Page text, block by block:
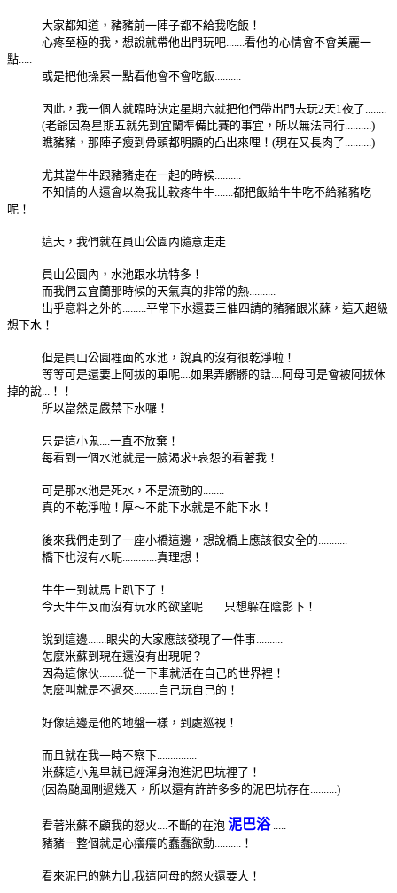
大家都知道，豬豬前一陣子都不給我吃飯！
心疼至極的我，想說就帶他出門玩吧.......看他的心情會不會美麗一
點.....
或是把他操累一點看他會不會吃飯..........
因此，我一個人就臨時決定星期六就把他們帶出門去玩2天1夜了........
(老爺因為星期五就先到宜蘭準備比賽的事宜，所以無法同行..........)
瞧豬豬，那陣子瘦到骨頭都明顯的凸出來哩！(現在又長肉了..........)
尤其當牛牛跟豬豬走在一起的時候..........
不知情的人還會以為我比較疼牛牛.......都把飯給牛牛吃不給豬豬吃
呢！
這天，我們就在員山公園內隨意走走.........
員山公園內，水池跟水坑特多！
而我們去宜蘭那時候的天氣真的非常的熱..........
出乎意料之外的.........平常下水還要三催四請的豬豬跟米蘇，這天超級
想下水！
但是員山公園裡面的水池，說真的沒有很乾淨啦！
等等可是還要上阿拔的車呢....如果弄髒髒的話....阿母可是會被阿拔休
掉的說...！！
所以當然是嚴禁下水囉！
只是這小鬼....一直不放棄！
每看到一個水池就是一臉渴求+哀怨的看著我！
可是那水池是死水，不是流動的........
真的不乾淨啦！厚～不能下水就是不能下水！
後來我們走到了一座小橋這邊，想說橋上應該很安全的...........
橋下也沒有水呢.............真理想！
牛牛一到就馬上趴下了！
今天牛牛反而沒有玩水的欲望呢........只想躲在陰影下！
說到這邊.......眼尖的大家應該發現了一件事..........
怎麼米蘇到現在還沒有出現呢？
因為這傢伙.........從一下車就活在自己的世界裡！
怎麼叫就是不過來.........自己玩自己的！
好像這邊是他的地盤一樣，到處巡視！
而且就在我一時不察下...............
米蘇這小鬼早就已經渾身泡進泥巴坑裡了！
(因為颱風剛過幾天，所以還有許許多多的泥巴坑存在..........)
看著米蘇不顧我的怒火....不斷的在泡 泥巴浴.....
豬豬一整個就是心癢癢的蠢蠢欲動..........！
看來泥巴的魅力比我這阿母的怒火還要大！